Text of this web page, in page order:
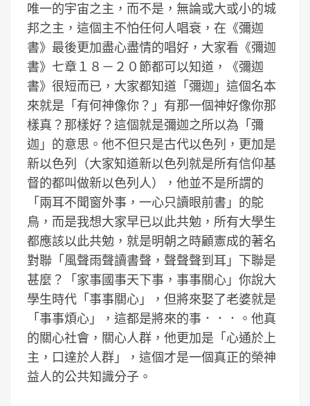
唯一的宇宙之主，而不是，無論或大或小的城
邦之主，這個主不怕任何人唱衰，在《彌迦
書》最後更加盡心盡情的唱好，大家看《彌迦
書》七章１８－２０節都可以知道，《彌迦
書》很短而已，大家都知道「彌迦」這個名本
來就是「有何神像你？」有那一個神好像你那
樣真？那樣好？這個就是彌迦之所以為「彌
迦」的意思。他不但只是古代以色列，更加是
新以色列（大家知道新以色列就是所有信仰基
督的都叫做新以色列人），他並不是所謂的
「兩耳不聞窗外事，一心只讀眼前書」的鴕
鳥，而是我想大家早已以此共勉，所有大學生
都應該以此共勉，就是明朝之時顧憲成的著名
對聯「風聲雨聲讀書聲，聲聲聲到耳」下聯是
甚麼？「家事國事天下事，事事關心」你說大
學生時代「事事關心」，但將來娶了老婆就是
「事事煩心」，這都是將來的事．．．。他真
的關心社會，關心人群，他更加是「心通於上
主，口達於人群」，這個才是一個真正的榮神
益人的公共知識分子。